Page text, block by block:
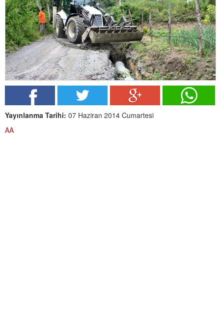
Yayınlanma Tarihi: 07 Haziran 2014 Cumartesi
AA